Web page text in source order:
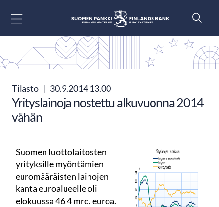
Tilasto | 30.9.2014 13.00
Yrityslainoja nostettu alkuvuonna 2014
vähän
Suomen luottolaitosten
yrityksille myöntämien
euromääräisten lainojen
kanta euroalueelle oli
elokuussa 46,4 mrd. euroa.